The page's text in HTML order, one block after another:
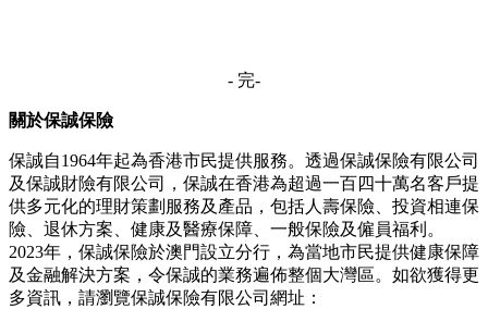
- 完-
關於保誠保險
保誠自1964年起為香港市民提供服務。透過保誠保險有限公司
及保誠財險有限公司，保誠在香港為超過一百四十萬名客戶提
供多元化的理財策劃服務及產品，包括人壽保險、投資相連保
險、退休方案、健康及醫療保障、一般保險及僱員福利。
2023年，保誠保險於澳門設立分行，為當地市民提供健康保障
及金融解決方案，令保誠的業務遍佈整個大灣區。如欲獲得更
多資訊，請瀏覽保誠保險有限公司網址：